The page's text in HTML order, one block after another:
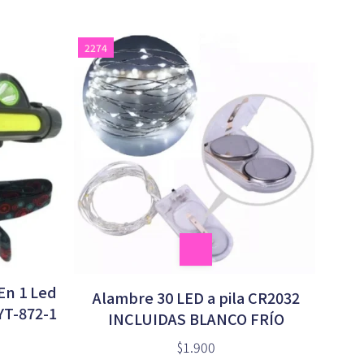
1 Led
872-1
2274
Alambre 30 LED a pila CR2032
INCLUIDAS BLANCO FRÍO
$1.900